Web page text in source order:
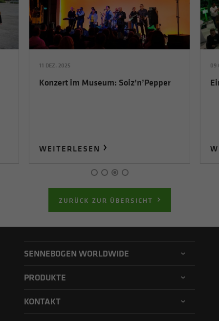
11 DEZ. 2025
Konzert im Museum: Soiz’n’Pepper
WEITERLESEN
09
ZURÜCK ZUR ÜBERSICHT
SENNEBOGEN WORLDWIDE
SENNEBOGEN Ungarn
PRODUKTE
KONTAKT